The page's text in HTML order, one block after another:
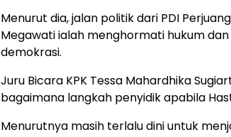
Menurut dia, jalan politik dari PDI
Megawati ialah menghormati hukum
demokrasi.
Juru Bicara KPK Tessa Mahardhika
bagaimana langkah penyidik apabila
Menurutnya masih terlalu dini untuk